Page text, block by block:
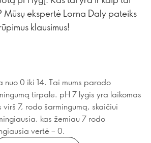
Mūsų ekspertė Lorna Daly pateiks
klausimus!
nuo 0 iki 14. Tai mums parodo
tirpale. pH 7 lygis yra laikomas
virš 7, rodo šarmingumą, skaičiui
kas žemiau 7 rodo
vertė – 0.